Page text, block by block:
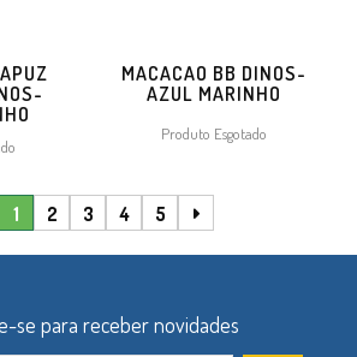
MACACAO BB DINOS-
AZUL MARINHO
Produto Esgotado
1 2 3 4 5